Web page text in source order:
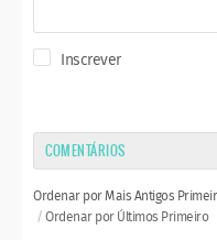
Inscrever
COMENTÁRIOS
Ordenar por Mais Antigos
Ordenar por Últimos Primeiro